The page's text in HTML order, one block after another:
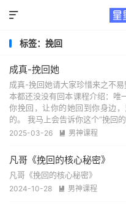

标签：挽回
成真-挽回她
成真-挽回她请大家珍惜来之不
本都还没没有回本课程介绍：唯
你挽回，让你的她回到你身边
的。 我马上会告诉你这个“挽回
2025-03-26  男神课程
凡哥《挽回的核心秘密》
凡哥《挽回的核心秘密》
2024-10-28  男神课程